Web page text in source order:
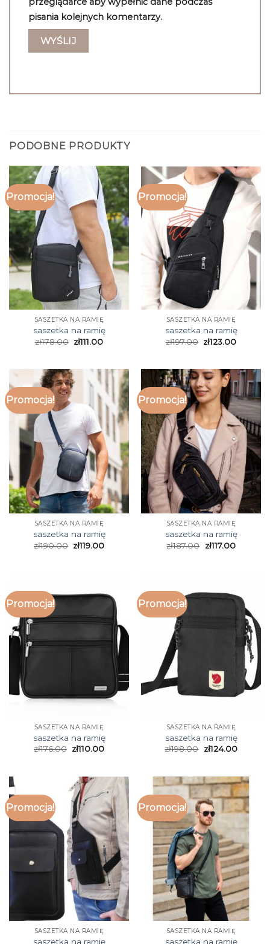
pisania kolejnych komentarzy.
PODOBNE PRODUKTY
Promocja!
SASZETKA NA RAMIĘ
saszetka na ramię
zł178.00 zł111.00
Promocja!
SASZETKA NA RAMIĘ
saszetka na ramię
zł197.00 zł123.00
Promocja!
SASZETKA NA RAMIĘ
saszetka na ramię
zł190.00 zł119.00
Promocja!
SASZETKA NA RAMIĘ
saszetka na ramię
zł187.00 zł117.00
Promocja!
SASZETKA NA RAMIĘ
saszetka na ramię
zł176.00 zł110.00
Promocja!
SASZETKA NA RAMIĘ
saszetka na ramię
zł198.00 zł124.00
Promocja!
SASZETKA NA RAMIĘ
saszetka na ramię
Promocja!
SASZETKA NA RAMIĘ
saszetka na ramię